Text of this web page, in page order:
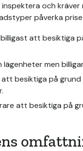
och kräver
påverka
att besiktiga
men
besiktiga på
att besiktiga på